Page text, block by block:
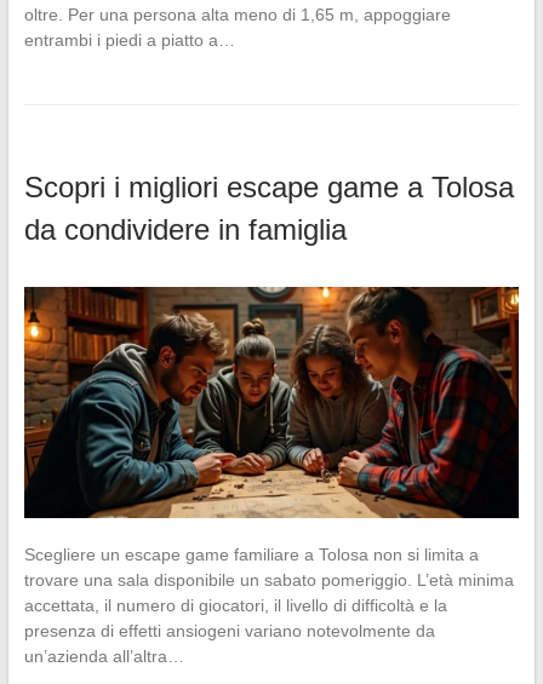
oltre. Per una persona alta meno di 1,65 m, appoggiare
entrambi i piedi a piatto a…
Scopri i migliori escape game a Tolosa
da condividere in famiglia
Scegliere un escape game familiare a Tolosa non si limita a
trovare una sala disponibile un sabato pomeriggio. L’età minima
accettata, il numero di giocatori, il livello di difficoltà e la
presenza di effetti ansiogeni variano notevolmente da
un’azienda all’altra…